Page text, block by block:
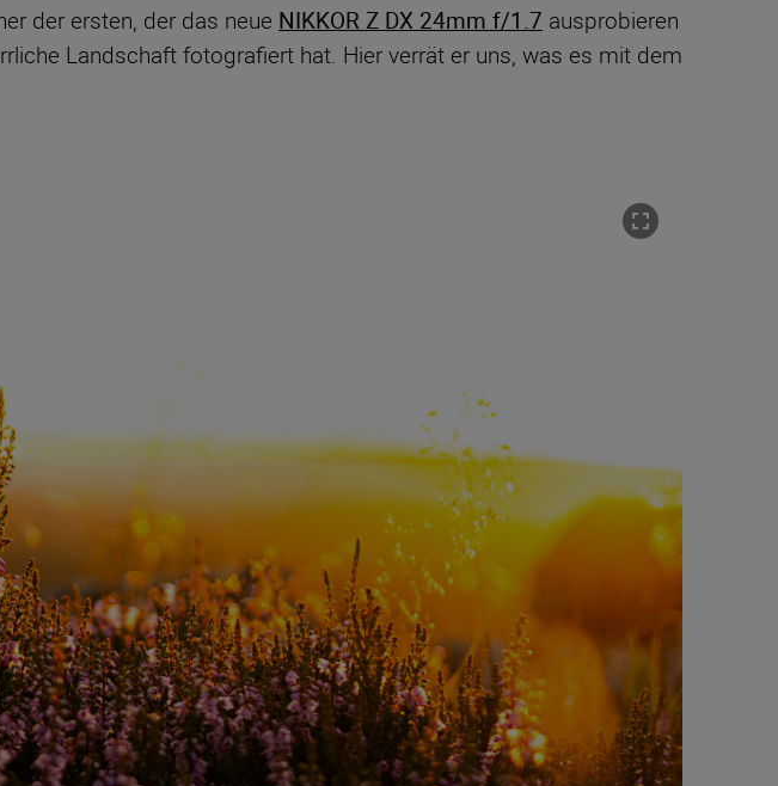
der ersten, der das neue NIKKOR Z DX 24mm f/1.7 ausprobieren
Landschaft fotografiert hat. Hier verrät er uns, was es mit dem